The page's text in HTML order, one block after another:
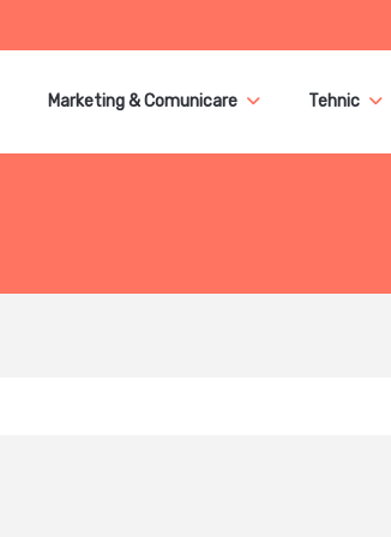
Marketing & Comunicare Tehnic